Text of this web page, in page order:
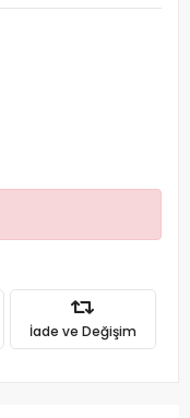
İade ve Değişim